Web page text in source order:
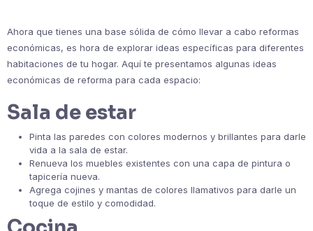
Ahora que tienes una base sólida de cómo llevar a cabo reformas
económicas, es hora de explorar ideas específicas para diferentes
habitaciones de tu hogar. Aquí te presentamos algunas ideas
económicas de reforma para cada espacio:
Sala de estar
Pinta las paredes con colores modernos y brillantes para darle
vida a la sala de estar.
Renueva los muebles existentes con una capa de pintura o
tapicería nueva.
Agrega cojines y mantas de colores llamativos para darle un
toque de estilo y comodidad.